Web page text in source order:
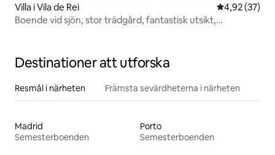
Villa i Vila de Rei 4,92 av 5 i
4,92 (37)
Boende vid sjön, stor trädgård, fantastisk utsikt,
Destinationer att utforska
Resmål i närheten Främsta sevärdheterna i närheten
Madrid
Semesterboenden
Porto
Semesterboenden